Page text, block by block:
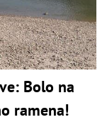
Bolo na
ramena!